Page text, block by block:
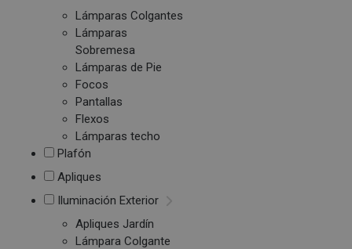
Lámparas Colgantes
Lámparas
Sobremesa
Lámparas de Pie
Focos
Pantallas
Flexos
Lámparas techo
Plafón
Apliques
Iluminación Exterior
Apliques Jardín
Lámpara Colgante